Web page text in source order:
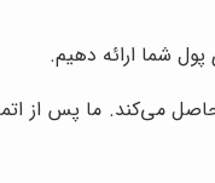
پول شما ارائه دهیم.
می‌کند. ما پس از